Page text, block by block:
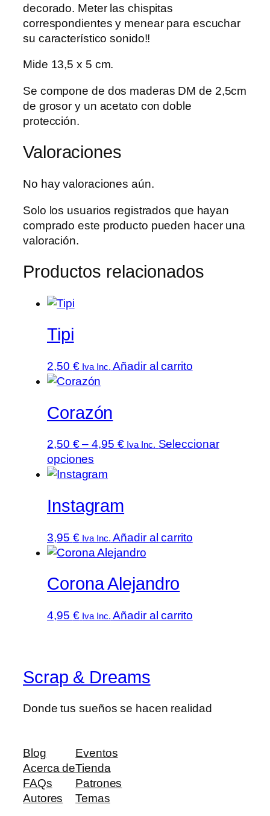
decorado. Meter las chispitas
correspondientes y menear para escuchar
su característico sonido!!
Mide 13,5 x 5 cm.
Se compone de dos maderas DM de 2,5cm
de grosor y un acetato con doble
protección.
Valoraciones
No hay valoraciones aún.
Solo los usuarios registrados que hayan
comprado este producto pueden hacer una
valoración.
Productos relacionados
Tipi
2,50 € Iva Inc. Añadir al carrito
Corazón
2,50 € – 4,95 €Rango
2,50 €
4,95 €
Iva Inc. Seleccionar
opciones
producto
múltiples
Las
opciones
pueden
elegir
en
la
producto
Instagram
3,95 € Iva Inc. Añadir al carrito
Corona Alejandro
4,95 € Iva Inc. Añadir al carrito
Scrap & Dreams
Donde tus sueños se hacen realidad
Blog
Acerca de
FAQs
Autores
Eventos
Tienda
Patrones
Temas